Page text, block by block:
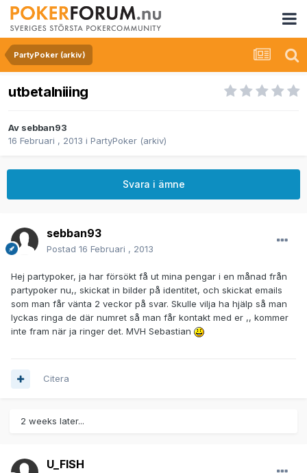
PartyPoker (arkiv)
utbetalniiing
Av sebban93
16 Februari , 2013 i PartyPoker (arkiv)
Svara i ämne
sebban93
Postad 16 Februari , 2013
Hej partypoker, ja har försökt få ut mina pengar i en månad från
partypoker nu,, skickat in bilder på identitet, och skickat emails
som man får vänta 2 veckor på svar. Skulle vilja ha hjälp så man
lyckas ringa de där numret så man får kontakt med er ,, kommer
inte fram när ja ringer det. MVH Sebastian
Citera
2 weeks later...
U_FISH